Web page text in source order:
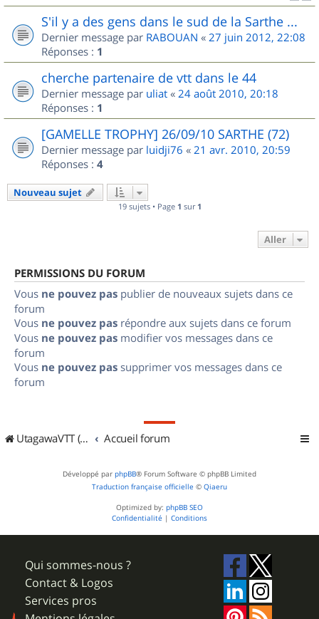
S'il y a des gens dans le sud de la Sarthe ...
Dernier message par RABOUAN « 27 juin 2012, 22:08
Réponses : 1
cherche partenaire de vtt dans le 44
Dernier message par uliat « 24 août 2010, 20:18
Réponses : 1
[GAMELLE TROPHY] 26/09/10 SARTHE (72)
Dernier message par luidji76 « 21 avr. 2010, 20:59
Réponses : 4
Nouveau sujet
19 sujets • Page 1 sur 1
Aller
PERMISSIONS DU FORUM
Vous ne pouvez pas publier de nouveaux sujets dans ce
forum
Vous ne pouvez pas répondre aux sujets dans ce forum
Vous ne pouvez pas modifier vos messages dans ce
forum
Vous ne pouvez pas supprimer vos messages dans ce
forum
UtagawaVTT (Randos VTT et VTTAE avec traces GPS) Accueil forum
Développé par phpBB® Forum Software © phpBB Limited
Traduction française officielle © Qiaeru
Optimized by: phpBB SEO
Confidentialité | Conditions
Qui sommes-nous ?
Contact & Logos
Services pros